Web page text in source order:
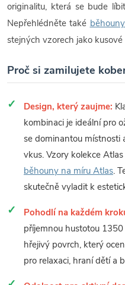
originalitu, která se bude
Nepřehlédněte také
stejných vzorech jako
Proč si zamilujete
Design, který zaujme:
kombinaci je ideální pro
se dominantou místnosti
vkus. Vzory kolekce
běhouny na míru Atlas.
skutečně vyladit k
Pohodlí na každém
příjemnou hustotou
hřejivý povrch, který
pro relaxaci, hraní dětí a